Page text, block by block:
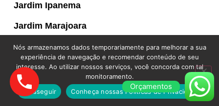
Jardim Ipanema
Jardim Marajoara
Jardim Paulista
Jardim São Luís
Jardim Sul Orçamentos
Nós armazenamos dados temporariamente para melhorar a sua
experiência de navegação e recomendar conteúdo de seu
interesse. Ao utilizar nossos serviços, você concorda com tal
monitoramento.
Prosseguir
Conheça nossas Políticas de Privacidade.